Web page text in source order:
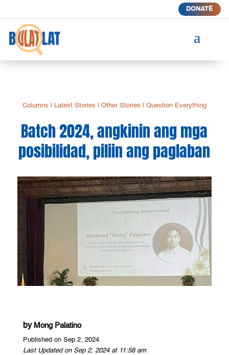
DONATE
a
Columns Latest Stories Other Stories Question Everything
Batch 2024, angkinin ang mga
posibilidad, piliin ang paglaban
by Mong Palatino
Published on Sep 2, 2024
Last Updated on Sep 2, 2024 at 11:58 am